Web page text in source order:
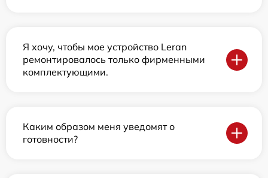
Я хочу, чтобы мое устройство Leran
ремонтировалось только фирменными
комплектующими.
Каким образом меня уведомят о
готовности?